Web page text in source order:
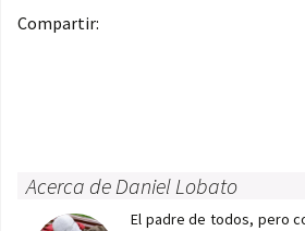
Compartir:
Acerca de Daniel Lobato
El padre de todos, pero